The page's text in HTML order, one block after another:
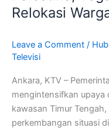
Relokasi
Leave a Comment /
Televisi
Ankara, KTV –
mengintensifkan upaya
kawasan Timur
perkembangan situasi
Palestina,
Penolakan
Relokasi
Gaza